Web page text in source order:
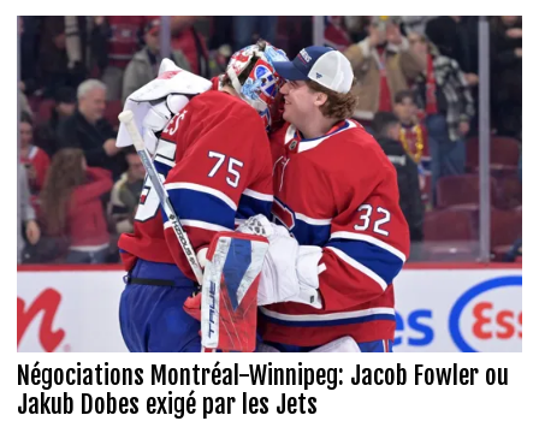
Négociations Montréal-Winnipeg: Jacob Fowler ou
Jakub Dobes exigé par les Jets